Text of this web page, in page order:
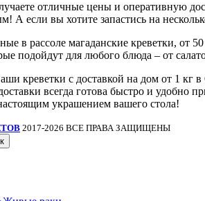
отличные цены и оперативную
А если вы хотите запастись на
в рассоле магаданские креветки, от
подойдут для любого блюда – от
креветки с доставкой на дом от 1
всегда готова быстро и удобно
украшением вашего стола!
2017-2026 ВСЕ ПРАВА ЗАЩИЩЕНЫ